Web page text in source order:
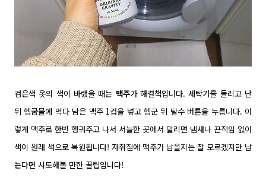
검은색 옷의 색이 바랬을 때는 맥주가 해결책입니다. 세탁기를 돌리고 난
뒤 헹굼물에 먹다 남은 맥주 1컵을 넣고 헹군 뒤 탈수 버튼을 누릅니다. 이
렇게 맥주로 한번 헹궈주고 나서 서늘한 곳에서 말리면 냄새나 끈적임 없이
색이 원래 색으로 복원됩니다! 자취집에 맥주가 남을지는 잘 모르겠지만 남
는다면 시도해볼 만한 꿀팁입니다!